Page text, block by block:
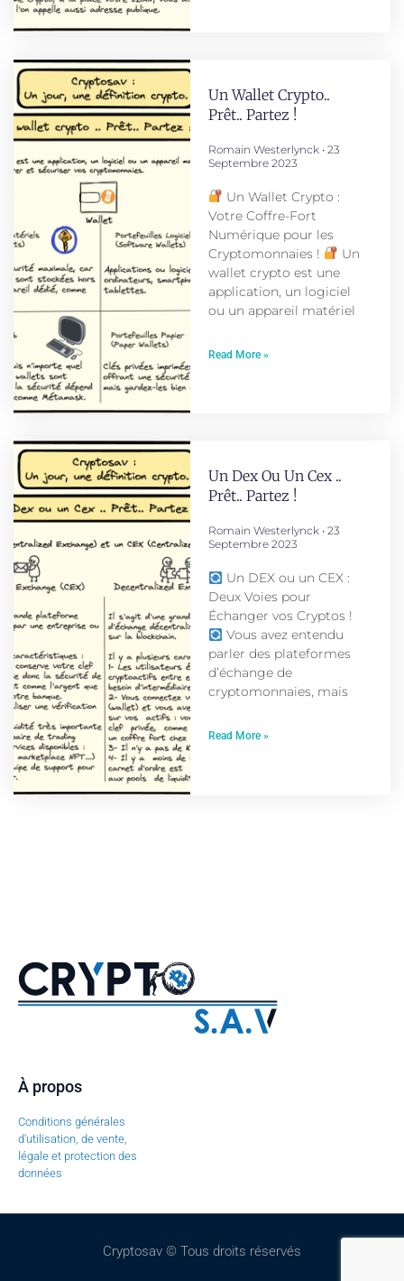
Un Wallet Crypto..
Prêt.. Partez !
Romain Westerlynck 23
Septembre 2023
Un Wallet Crypto :
Votre Coffre-Fort
Numérique pour les
Cryptomonnaies !
Un
wallet crypto est une
application, un logiciel
ou un appareil matériel
Read More »
Un Dex Ou Un Cex ..
Prêt.. Partez !
Romain Westerlynck 23
Septembre 2023
Un DEX ou un CEX :
Deux Voies pour
Échanger vos Cryptos !
Vous avez entendu
parler des plateformes
d’échange de
cryptomonnaies, mais
Read More »
À propos
Conditions générales
d'utilisation, de vente,
légale et protection des
données
Cryptosav © Tous droits réservés